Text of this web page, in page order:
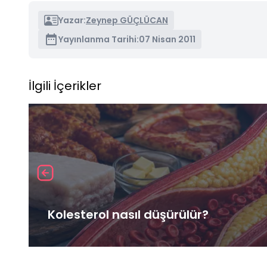
Yazar:Zeynep GÜÇLÜCAN
Yayınlanma Tarihi:07 Nisan 2011
İlgili İçerikler
Kolesterol nasıl düşürülür?